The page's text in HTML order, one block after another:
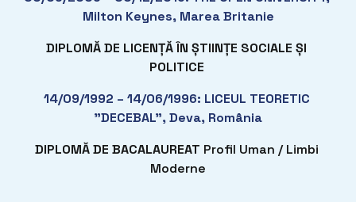
Milton Keynes, Marea Britanie
DIPLOMĂ DE LICENȚĂ ÎN ȘTIINȚE SOCIALE ȘI
POLITICE
14/09/1992 – 14/06/1996: LICEUL TEORETIC
”DECEBAL”, Deva, România
DIPLOMĂ DE BACALAUREAT Profil Uman / Limbi
Moderne